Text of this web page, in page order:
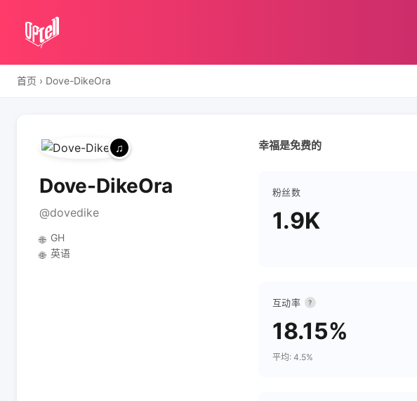
首页 › Dove-DikeOra
Dove-DikeOra
@dovedike
🌐 GH
🌐 英语
幸福是免费的
粉丝数
1.9K
互动率 ?
18.15%
平均: 4.5%